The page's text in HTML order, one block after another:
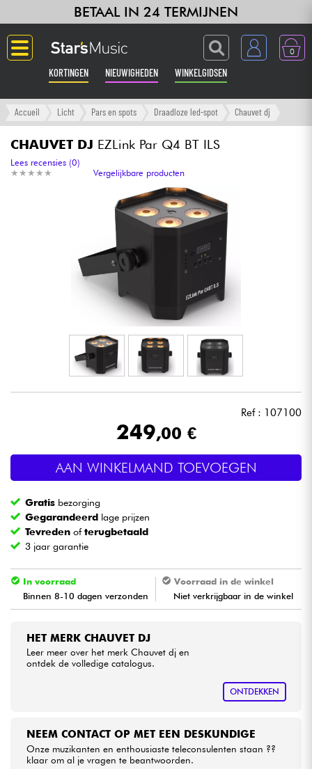
BETAAL IN 24 TERMIJNEN
0
KORTINGEN NIEUWIGHEDEN WINKELGIDSEN
Langue
Gitaar & Bas
Versterker & Effecten
Toetsenbord & Piano
Synths & samplers
Home-studio
Microfoon
Licht
Drums & percussie
Blaasinstrument
Viool & Quatuor
Kabels & toebehoren
Sets
Bekijk onze merken
Accueil Licht Pars en spots Draadloze led-spot Chauvet dj
CHAUVET DJ EZLink Par Q4 BT ILS
★ ★ ★ ★ ★
★ ★ ★ ★ ★
Lees recensies (0)
Vergelijkbare producten
Ref : 107100
249,00 €
AAN WINKELMAND TOEVOEGEN
Gratis bezorging
Gegarandeerd lage prijzen
Tevreden ofterugbetaald
3 jaar garantie
In voorraad
Binnen 8-10 dagen verzonden
Voorraad in de winkel
Niet verkrijgbaar in de winkel
HET MERK CHAUVET DJ
Leer meer over het merk Chauvet dj en
ontdek de volledige catalogus.
ONTDEKKEN
NEEM CONTACT OP MET EEN DESKUNDIGE
Onze muzikanten en enthousiaste teleconsulenten staan ??
klaar om al je vragen te beantwoorden.